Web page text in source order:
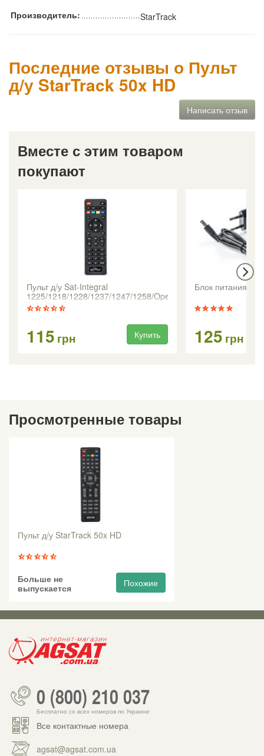
Производитель: StarTrack
Последние отзывы о Пульт
д/у StarTrack 50x HD
Написать отзыв
Вместе с этим товаром
покупают
Пульт д/у Sat-Integral
1225/1218/1228/1237/1247/1258/Open
SX1/SX2 Combo
115 грн Купить
Блок питания
125 грн
Просмотренные товары
Пульт д/у StarTrack 50x HD
Больше не
выпускается
Похожие
0 (800) 210 037
Бесплатно со всех номеров по Украине
Все контактные номера
agsat@agsat.com.ua